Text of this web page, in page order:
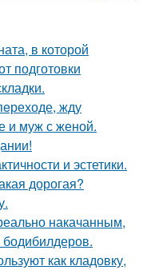
в которой
подготовки
жду
и муж с женой.
и эстетики.
дорогая?
накачанным,
бодибилдеров.
как кладовку,